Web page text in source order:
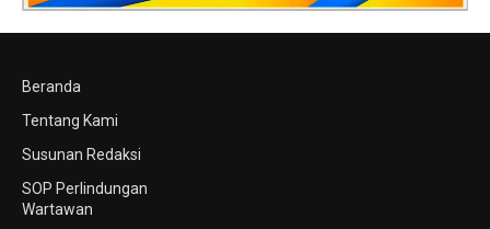
Beranda
Tentang Kami
Susunan Redaksi
SOP Perlindungan
Wartawan